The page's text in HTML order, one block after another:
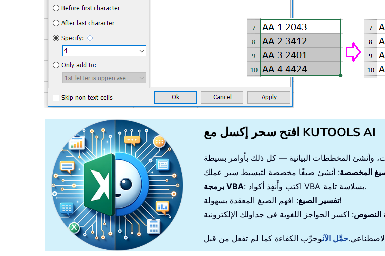
افتح سحر إكسل مع KUTOOLS AI
المخصصة
برمجة VBA
: اكتب وأَنفِذ أكواد VBA بسلاسة تامة.
تفسير الصيغ: افهم الصيغ المعقدة بسهولة!
النصوص
حمِّل الآن